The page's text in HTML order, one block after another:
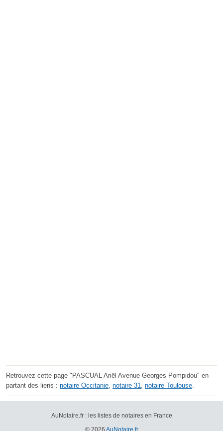
Retrouvez cette page "PASCUAL Ariël Avenue Georges Pompidou" en
partant des liens : notaire Occitanie, notaire 31, notaire Toulouse.
AuNotaire.fr : les listes de notaires en France